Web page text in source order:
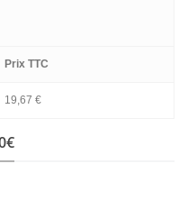
Prix TTC
19,67 €